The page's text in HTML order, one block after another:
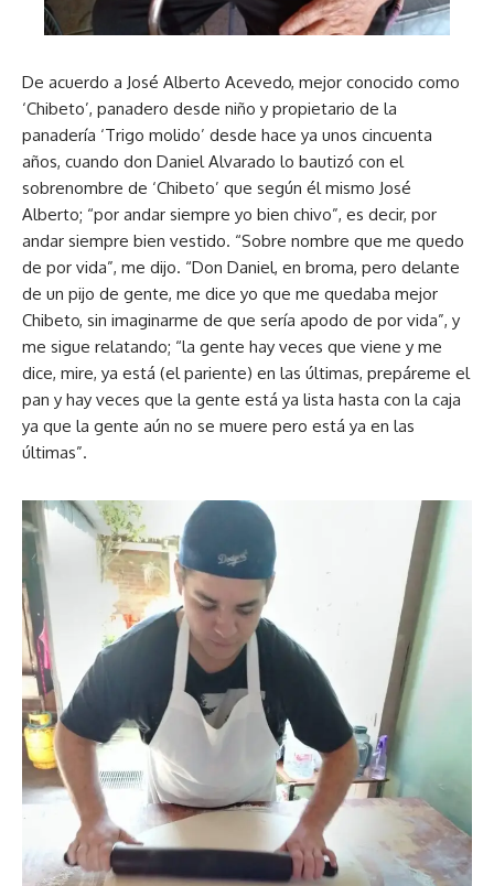
De acuerdo a José Alberto Acevedo, mejor conocido como
‘Chibeto’, panadero desde niño y propietario de la
panadería ‘Trigo molido’ desde hace ya unos cincuenta
años, cuando don Daniel Alvarado lo bautizó con el
sobrenombre de ‘Chibeto’ que según él mismo José
Alberto; “por andar siempre yo bien chivo”, es decir, por
andar siempre bien vestido. “Sobre nombre que me quedo
de por vida”, me dijo. “Don Daniel, en broma, pero delante
de un pijo de gente, me dice yo que me quedaba mejor
Chibeto, sin imaginarme de que sería apodo de por vida”, y
me sigue relatando; “la gente hay veces que viene y me
dice, mire, ya está (el pariente) en las últimas, prepáreme el
pan y hay veces que la gente está ya lista hasta con la caja
ya que la gente aún no se muere pero está ya en las
últimas”.